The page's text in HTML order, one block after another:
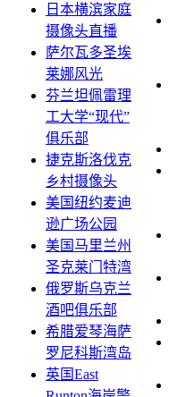
日本横滨家庭
摄像头直播
萨尔瓦多圣埃
莱娜风光
芬兰坦佩雷理
工大学“现代”
俱乐部
捷克斯洛伐克
乡村摄像头
美国纽约麦迪
逊广场公园
美国马里兰州
圣克莱门特湾
俄罗斯乌克兰
酒吧俱乐部
希腊爱琴海萨
罗尼科斯湾岛
英国East